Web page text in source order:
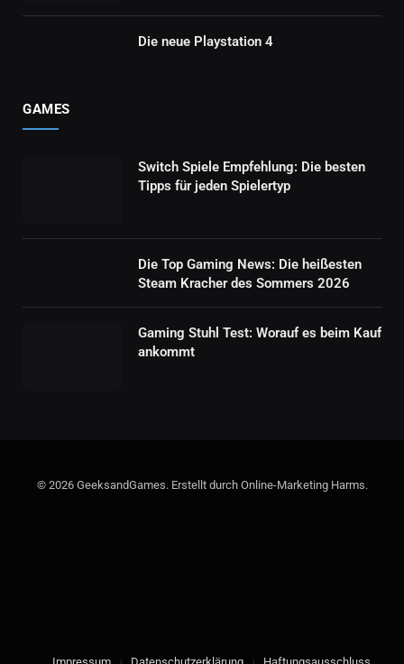
Die neue Playstation 4
GAMES
Switch Spiele Empfehlung: Die besten
Tipps für jeden Spielertyp
Die Top Gaming News: Die heißesten
Steam Kracher des Sommers 2026
Gaming Stuhl Test: Worauf es beim Kauf
ankommt
© 2026 GeeksandGames. Erstellt durch Online-Marketing Harms.
Impressum Datenschutzerklärung Haftungsausschluss